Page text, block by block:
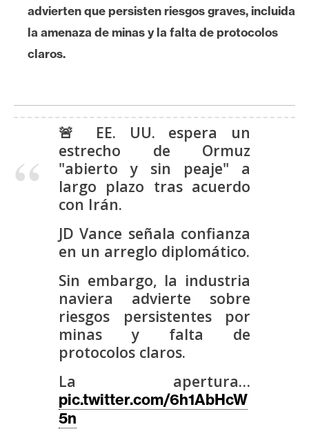
A
l
advierten que persisten riesgos graves, incluida
la amenaza de minas y la falta de protocolos
claros.
🚨 EE. UU. espera un
estrecho de Ormuz
"abierto y sin peaje" a
largo plazo tras acuerdo
con Irán.
JD Vance señala confianza
en un arreglo diplomático.
Sin embargo, la industria
naviera advierte sobre
riesgos persistentes por
minas y falta de
protocolos claros.
La apertura…
pic.twitter.com/6h1AbHcW
5n